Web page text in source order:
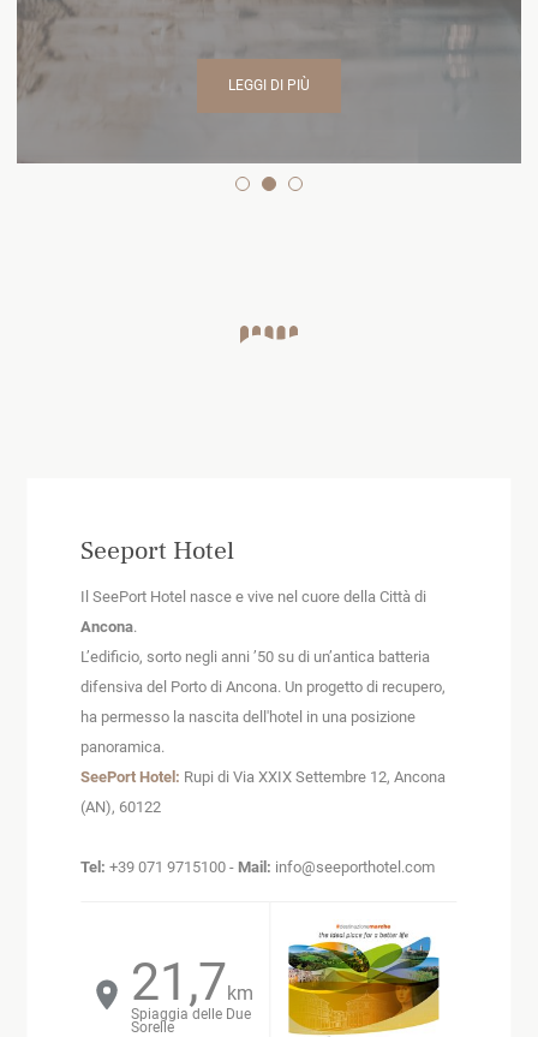
LEGGI DI PIÙ
1 2 3
Seeport Hotel
Il SeePort Hotel nasce e vive nel cuore della Città di
Ancona.
L’edificio, sorto negli anni ’50 su di un’antica batteria
difensiva del Porto di Ancona. Un progetto di recupero,
ha permesso la nascita dell'hotel in una posizione
panoramica.
SeePort Hotel: Rupi di Via XXIX Settembre 12, Ancona
(AN), 60122
Tel: +39 071 9715100 - Mail: info@seeporthotel.com
1,4km
Città di Ancona
21,7km
Spiaggia delle Due
Sorelle
23,2km
Sirolo